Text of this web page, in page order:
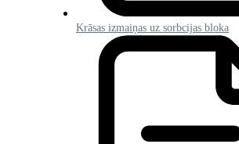
Krāsas izmaiņas uz sorbcijas bloka